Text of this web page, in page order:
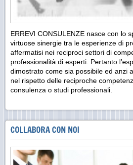
ERREVI CONSULENZE nasce con lo
virtuose sinergie tra le esperienze di
affermatisi nei reciproci settori di
professionalità di esperti. Pertanto
dimostrato come sia possibile ed anzi
nel rispetto delle reciproche
consulenza o studi professionali.
COLLABORA CON NOI